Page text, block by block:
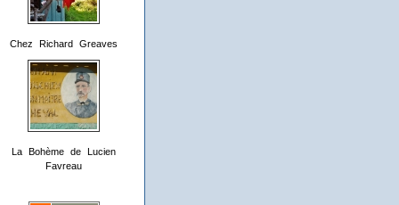
Chez Richard Greaves
La Bohème de Lucien
Favreau